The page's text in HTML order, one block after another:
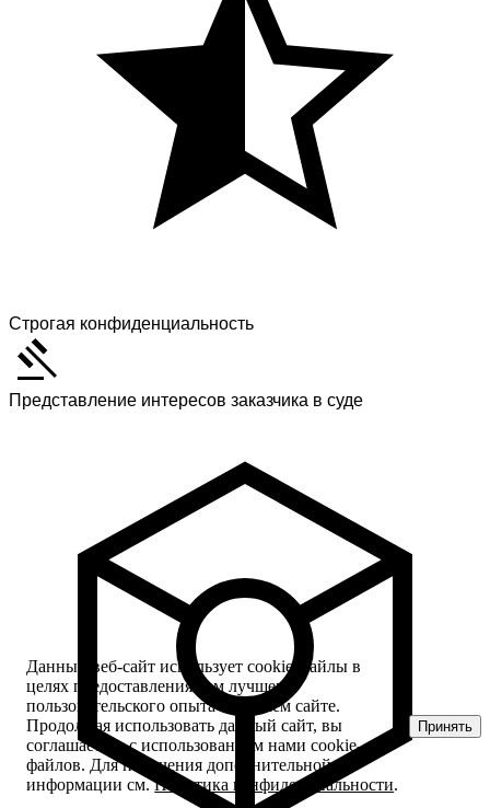
Строгая конфиденциальность
Представление интересов заказчика в суде
Данный веб-сайт использует cookie-файлы в
целях предоставления вам лучшего
пользовательского опыта на нашем сайте.
Продолжая использовать данный сайт, вы
соглашаетесь с использованием нами cookie-
файлов. Для получения дополнительной
информации см.Политика конфиденциальности.
Принять